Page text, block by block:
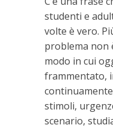
studenti e
volte è vero.
problema non
modo in cui
frammentato,
stimoli,
scenario,